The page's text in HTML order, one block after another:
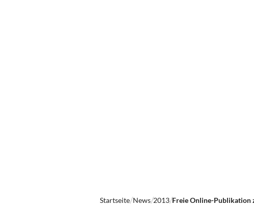
Startseite News 2013 Freie Online-Publikation